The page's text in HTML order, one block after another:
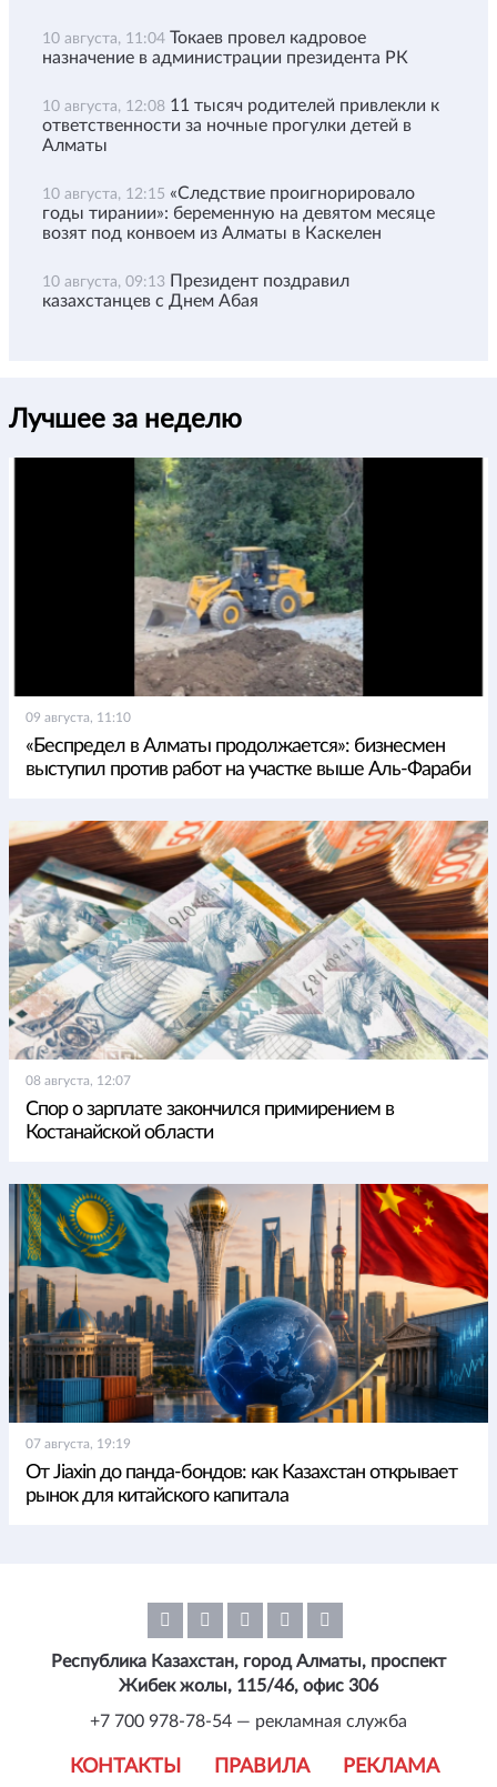
10 августа, 11:04 Токаев провел кадровое
назначение в администрации президента РК
10 августа, 12:08 11 тысяч родителей привлекли к
ответственности за ночные прогулки детей в
Алматы
10 августа, 12:15 «Следствие проигнорировало
годы тирании»: беременную на девятом месяце
возят под конвоем из Алматы в Каскелен
10 августа, 09:13 Президент поздравил
казахстанцев с Днем Абая
Лучшее за неделю
09 августа, 11:10
«Беспредел в Алматы продолжается»: бизнесмен
выступил против работ на участке выше Аль-Фараби
08 августа, 12:07
Спор о зарплате закончился примирением в
Костанайской области
07 августа, 19:19
От Jiaxin до панда-бондов: как Казахстан открывает
рынок для китайского капитала
КОНТАКТЫ ПРАВИЛА РЕКЛАМА
Республика Казахстан, город Алматы, проспект
Жибек жолы, 115/46, офис 306
+7 700 978-78-54 — рекламная служба